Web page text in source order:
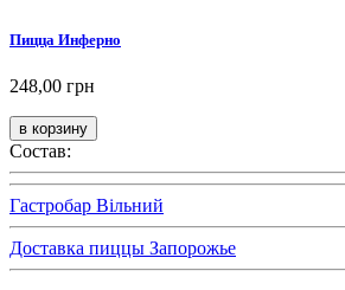
Пицца Инферно
248,00 грн
Состав:
Гастробар Вільний
Доставка пиццы Запорожье